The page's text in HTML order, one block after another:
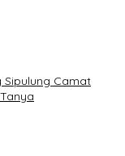
Sipulung Camat